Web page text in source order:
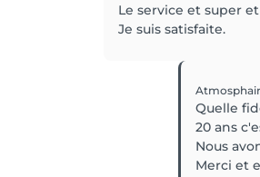
Le service et super
Je suis satisfaite.
Quelle
20 ans
Nous
Merci et